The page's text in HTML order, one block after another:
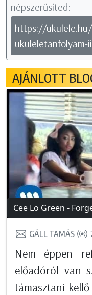
népszerűsíted:
https://
ukuleletanfolyam-
AJÁNLOTT
Cee Lo Green -
GÁLL TAMÁS
Nem éppen
előadóról van
támasztani